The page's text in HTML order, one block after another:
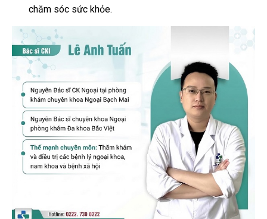
chăm sóc sức khỏe.